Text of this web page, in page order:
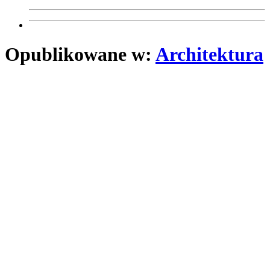
Opublikowane w: Architektura